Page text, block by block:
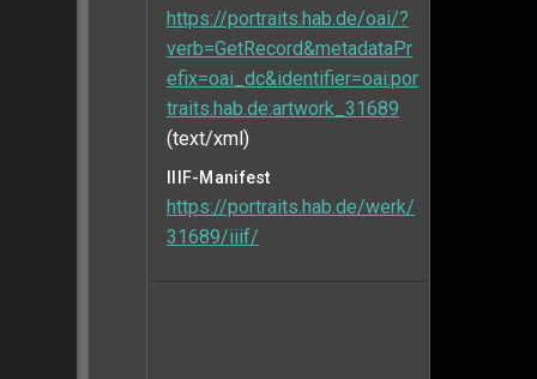
https://portraits.hab.de/oai/?
verb=GetRecord&metadataPr
efix=oai_dc&identifier=oai:por
traits.hab.de:artwork_31689
(text/xml)
IIIF-Manifest
https://portraits.hab.de/werk/
31689/iiif/